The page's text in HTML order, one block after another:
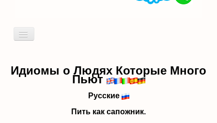
Включить/
идиомы
Идиомы о Людях Которые Много
Пьют
Русские
Пить как сапожник.